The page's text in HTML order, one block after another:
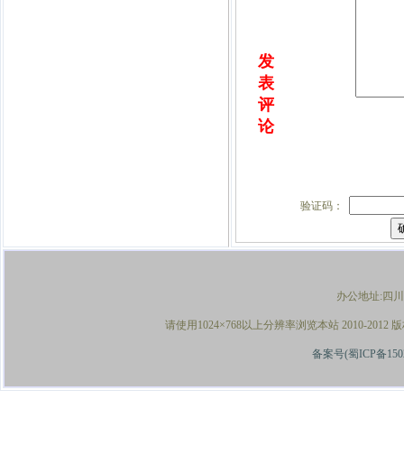
发
表
评
论
验证码：
办公地址: 四
请使用1024×768以上分辨率浏览本站 2010-2012
备案号(蜀ICP备